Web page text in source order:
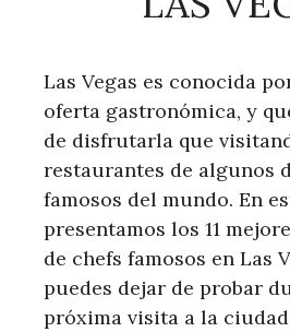
Las Vegas es conocida
oferta gastronómica, y
de disfrutarla que
restaurantes de algunos
famosos del mundo. En
presentamos los 11
de chefs famosos en Las
puedes dejar de probar
próxima visita a la